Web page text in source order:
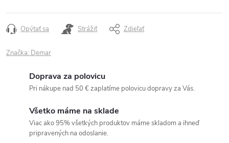
Opýtať sa Strážiť Zdieľať
Značka: Demar
Doprava za polovicu
Pri nákupe nad 50 € zaplatíme polovicu dopravy za Vás.
Všetko máme na sklade
Viac ako 95% všetkých produktov máme skladom a ihneď
pripravených na odoslanie.